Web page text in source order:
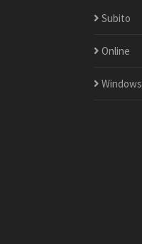
Subito
Online
Windows